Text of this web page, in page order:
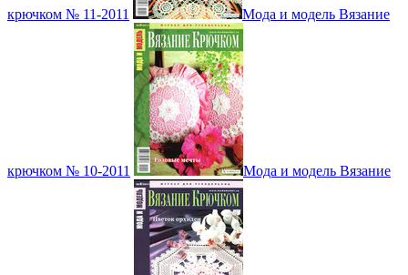
крючком № 11-2011 Мода и модель Вязание
крючком № 10-2011 Мода и модель Вязание